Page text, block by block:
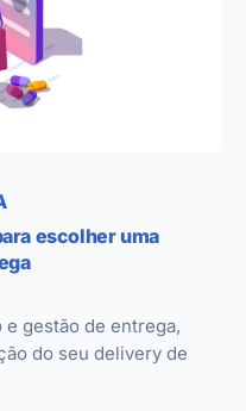
escolher uma
gestão de entrega,
do seu delivery de